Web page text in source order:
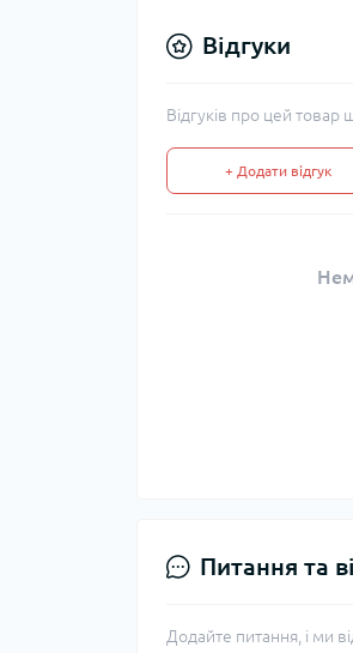
Відгуки
Відгуків про цей товар
+ Додати відгук
Питання та
Додайте питання, і ми